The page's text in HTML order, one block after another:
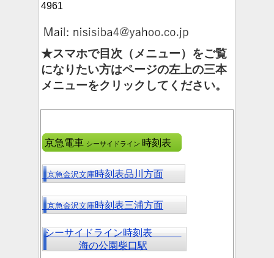
4961
★スマホで目次（メニュー）をご覧
になりたい方はページの左上の三本
メニューをクリックしてください。
京急電車 シーサイドライン 時刻表
京急金沢文庫時刻表品川方面
京急金沢文庫時刻表三浦方面
シーサイドライン時刻表
海の公園柴口駅